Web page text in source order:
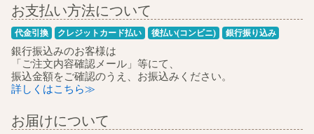
お支払い方法について
代金引換 クレジットカード払い 後払い(コンビニ) 銀行振り込み
銀行振込みのお客様は
「ご注文内容確認メール」等にて、
振込金額をご確認のうえ、お振込みください。
詳しくはこちら≫
お届けについて